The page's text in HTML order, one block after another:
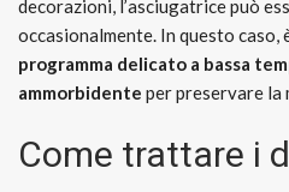
decorazioni, l’asciugatrice può
occasionalmente. In questo
programma delicato a bassa
ammorbidente per preservare la
Come trattare i